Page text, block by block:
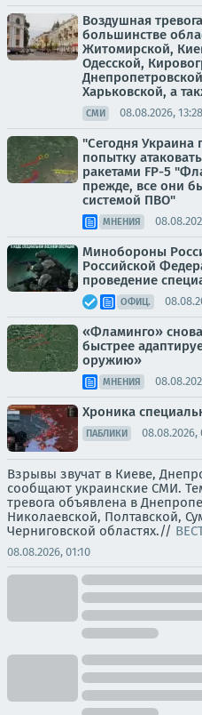
Воздушная
большинстве
Житомирской,
Одесской,
Харьковской, а
СМИ 08.08.2026, 13:28
"Сегодня Украина
попытку
ракетами FP-5
прежде, все они
системой ПВО"
МНЕНИЯ
Минобороны
Российской
проведение
ОФИЦ.
«Фламинго»
быстрее
оружию»
МНЕНИЯ
Хроника
ПАБЛИКИ 08.08.2026,
Взрывы звучат в Киеве,
сообщают украинские СМИ.
тревога объявлена в
Николаевской, Полтавской,
Черниговской областях.//
08.08.2026, 01:10